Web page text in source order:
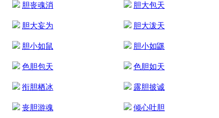
胆丧魂消 胆大包天
胆大妄为 胆大泼天
胆小如鼠 胆小如鼷
色胆包天 色胆如天
衔胆栖冰 露胆披诚
丧胆游魂 倾心吐胆